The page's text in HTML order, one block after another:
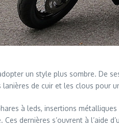
un style plus sombre. De
de cuir et les clous pour
à leds, insertions
dernières s’ouvrent à l’aide